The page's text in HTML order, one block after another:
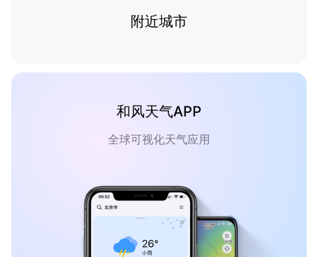
附近城市
和风天气APP
全球可视化天气应用